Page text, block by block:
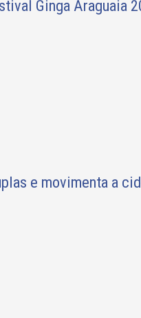
Ginga Araguaia
e movimenta a